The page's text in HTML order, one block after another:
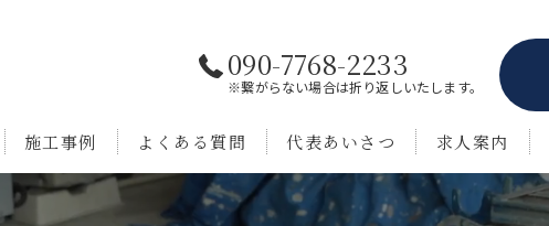
090-7768-2233
※繋がらない場合は折り返しいたします。
施工事例 よくある質問 代表あいさつ 求人案内